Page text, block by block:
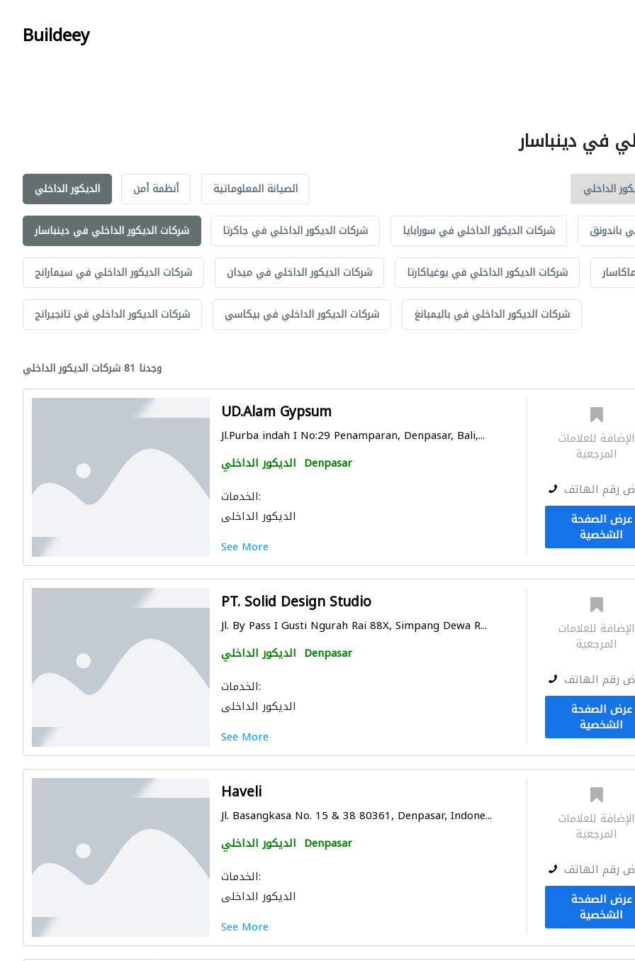
Buildeey
في دينباسار
الديكور الداخلي أنظمة أمن الصيانة المعلوماتية
شركات الديكور الداخلي في دينباسار شركات الديكور الداخلي في جاكرتا شركات الديكور الداخلي في سورابايا باندونق
شركات الديكور الداخلي في سيمارانج شركات الديكور الداخلي في ميدان شركات الديكور الداخلي في يوغياكارتا
شركات الديكور الداخلي في تانجيرانج شركات الديكور الداخلي في بيكاسي شركات الديكور الداخلي في باليمبانغ
وجدنا 81 شركات الديكور الداخلي
UD.Alam Gypsum
Jl.Purba indah I No:29 Penamparan, Denpasar, Bali,...
الديكور الداخلي Denpasar
الخدمات:
الديكور الداخلي
See More
الإضافة للعلامات
المرجعية
رقم الهاتف
عرض الصفحة
الشخصية
PT. Solid Design Studio
Jl. By Pass I Gusti Ngurah Rai 88X, Simpang Dewa R...
الديكور الداخلي Denpasar
الخدمات:
الديكور الداخلي
See More
الإضافة للعلامات
المرجعية
رقم الهاتف
عرض الصفحة
الشخصية
Haveli
Jl. Basangkasa No. 15 & 38 80361, Denpasar, Indone...
الديكور الداخلي Denpasar
الخدمات:
الديكور الداخلي
See More
الإضافة للعلامات
المرجعية
رقم الهاتف
عرض الصفحة
الشخصية